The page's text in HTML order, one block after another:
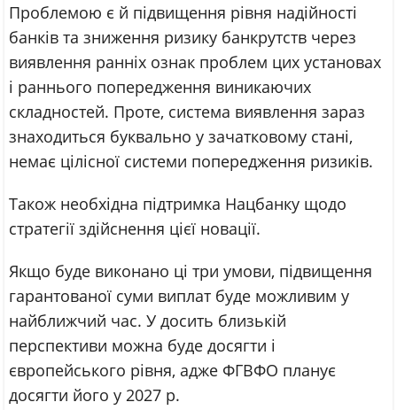
Проблемою є й підвищення рівня надійності
банків та зниження ризику банкрутств через
виявлення ранніх ознак проблем цих установах
і раннього попередження виникаючих
складностей. Проте, система виявлення зараз
знаходиться буквально у зачатковому стані,
немає цілісної системи попередження ризиків.
Також необхідна підтримка Нацбанку щодо
стратегії здійснення цієї новації.
Якщо буде виконано ці три умови, підвищення
гарантованої суми виплат буде можливим у
найближчий час. У досить близькій
перспективи можна буде досягти і
європейського рівня, адже ФГВФО планує
досягти його у 2027 р.